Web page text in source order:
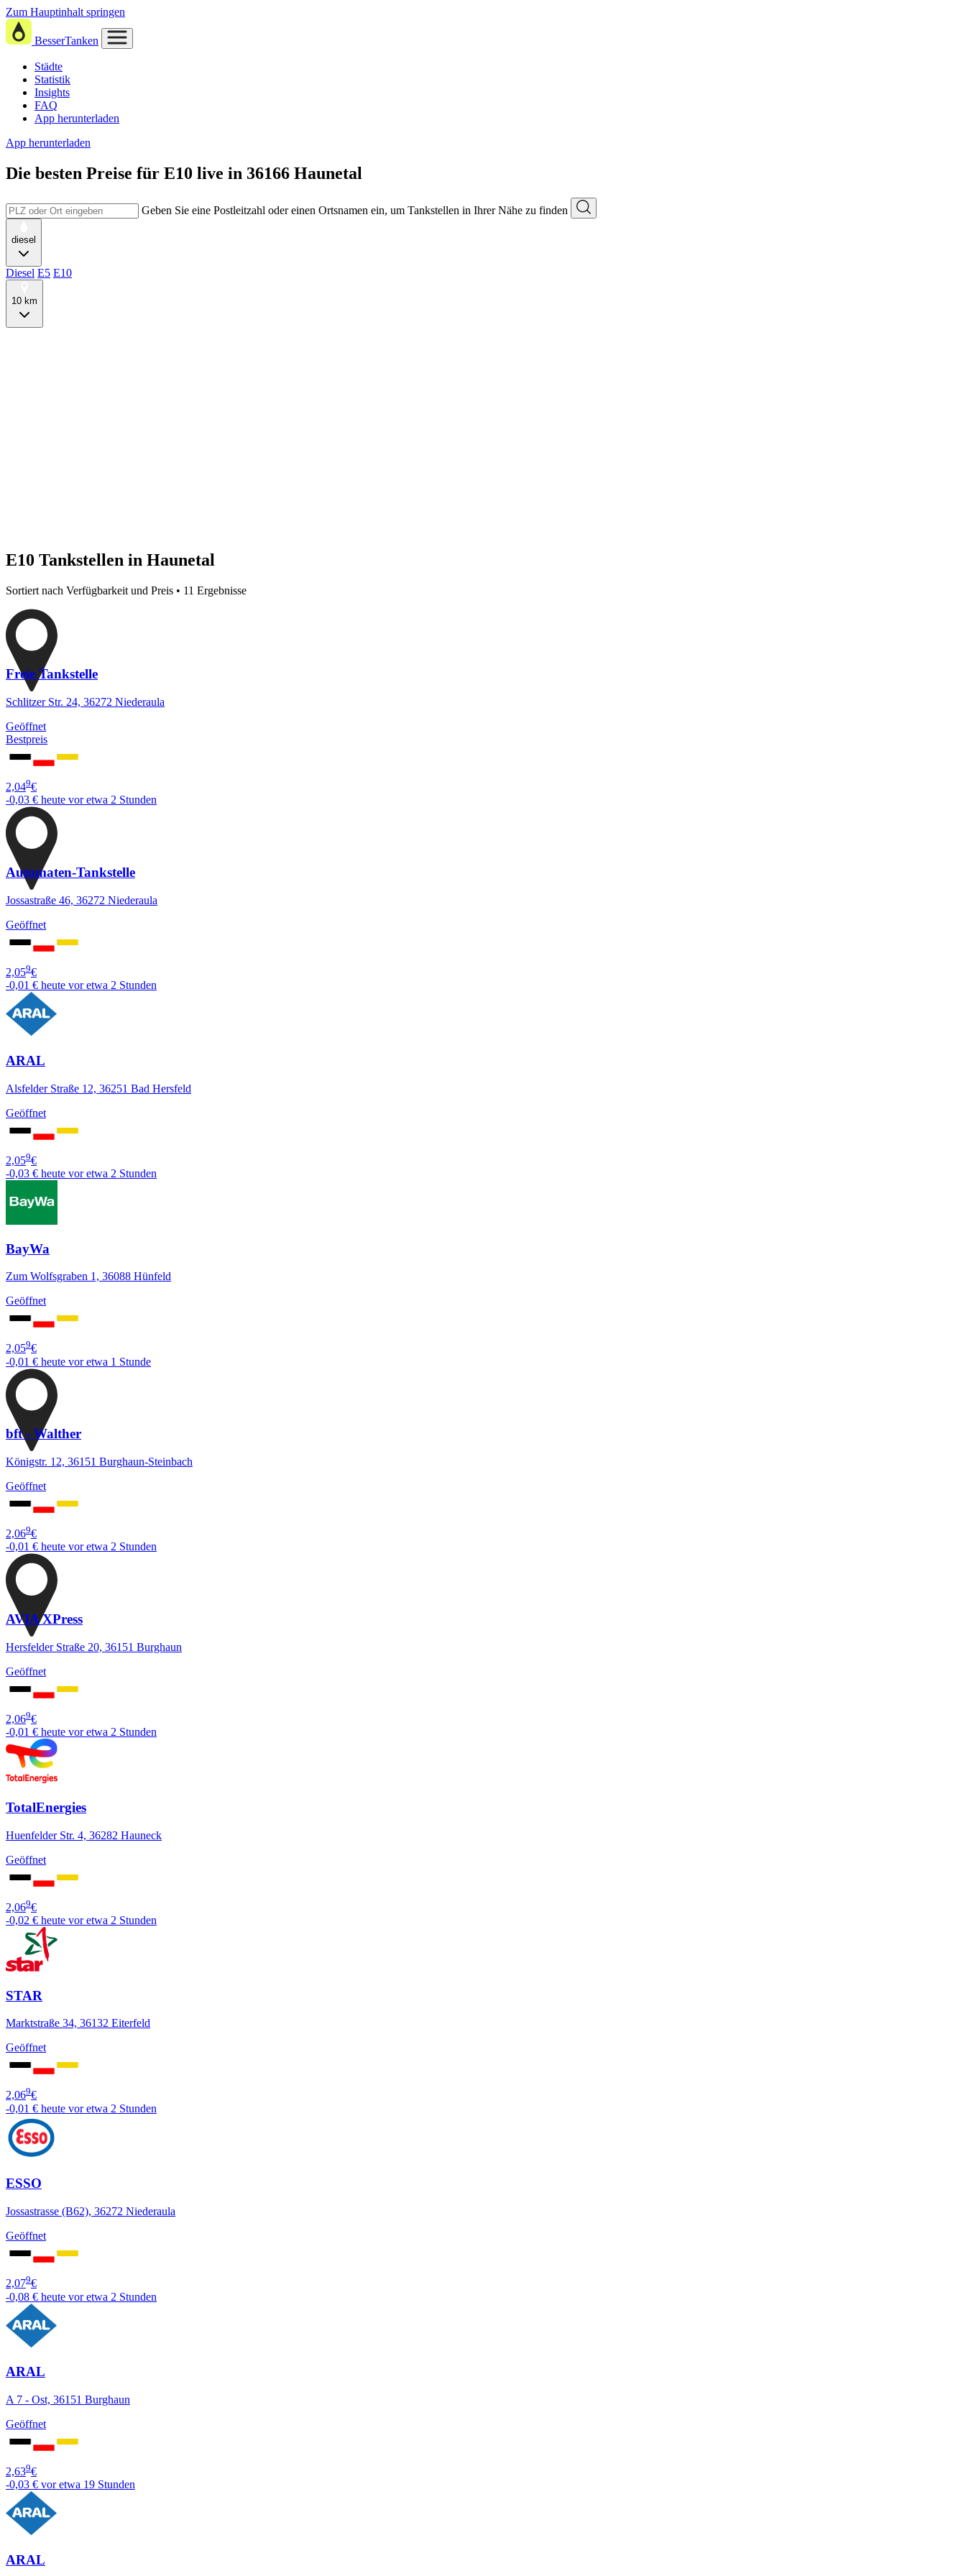
Zum Hauptinhalt springen
BesserTanken
Städte
Statistik
Insights
FAQ
App herunterladen
App herunterladen
Die besten Preise für E10 live in 36166 Haunetal
Geben Sie eine Postleitzahl oder einen Ortsnamen ein, um Tankstellen in Ihrer Nähe zu finden
diesel
Diesel E5 E10
10 km
E10 Tankstellen in Haunetal
Sortiert nach Verfügbarkeit und Preis • 11 Ergebnisse
Freie Tankstelle
Schlitzer Str. 24, 36272 Niederaula
Geöffnet
Bestpreis
2,049€
-0,03 € heute vor etwa 2 Stunden
Automaten-Tankstelle
Jossastraße 46, 36272 Niederaula
Geöffnet
2,059€
-0,01 € heute vor etwa 2 Stunden
ARAL
Alsfelder Straße 12, 36251 Bad Hersfeld
Geöffnet
2,059€
-0,03 € heute vor etwa 2 Stunden
BayWa
Zum Wolfsgraben 1, 36088 Hünfeld
Geöffnet
2,059€
-0,01 € heute vor etwa 1 Stunde
bft - Walther
Königstr. 12, 36151 Burghaun-Steinbach
Geöffnet
2,069€
-0,01 € heute vor etwa 2 Stunden
AVIA XPress
Hersfelder Straße 20, 36151 Burghaun
Geöffnet
2,069€
-0,01 € heute vor etwa 2 Stunden
TotalEnergies
Huenfelder Str. 4, 36282 Hauneck
Geöffnet
2,069€
-0,02 € heute vor etwa 2 Stunden
STAR
Marktstraße 34, 36132 Eiterfeld
Geöffnet
2,069€
-0,01 € heute vor etwa 2 Stunden
ESSO
Jossastrasse (B62), 36272 Niederaula
Geöffnet
2,079€
-0,08 € heute vor etwa 2 Stunden
ARAL
A 7 - Ost, 36151 Burghaun
Geöffnet
2,639€
-0,03 € vor etwa 19 Stunden
ARAL